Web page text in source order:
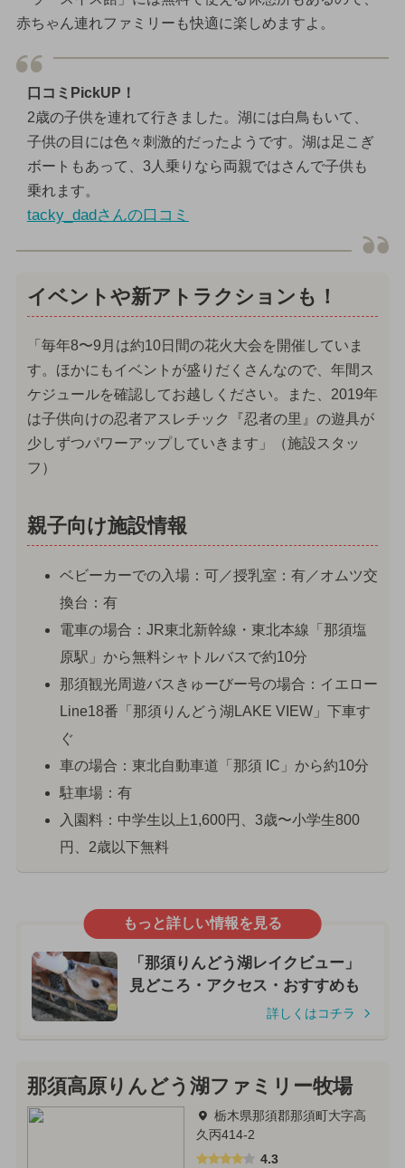
赤ちゃん連れファミリーも快適に楽しめますよ。
口コミPickUP！
2歳の子供を連れて行きました。湖には白鳥もいて、
子供の目には色々刺激的だったようです。湖は足こぎ
ボートもあって、3人乗りなら両親ではさんで子供も
乗れます。
tacky_dadさんの口コミ
イベントや新アトラクションも！
「毎年8〜9月は約10日間の花火大会を開催していま
す。ほかにもイベントが盛りだくさんなので、年間ス
ケジュールを確認してお越しください。また、2019年
は子供向けの忍者アスレチック『忍者の里』の遊具が
少しずつパワーアップしていきます」（施設スタッ
フ）
親子向け施設情報
ベビーカーでの入場：可／授乳室：有／オムツ交
換台：有
電車の場合：JR東北新幹線・東北本線「那須塩
原駅」から無料シャトルバスで約10分
那須観光周遊バスきゅーびー号の場合：イエロー
Line18番「那須りんどう湖LAKE VIEW」下車す
ぐ
車の場合：東北自動車道「那須 IC」から約10分
駐車場：有
入園料：中学生以上1,600円、3歳〜小学生800
円、2歳以下無料
もっと詳しい情報を見る
「那須りんどう湖レイクビュー」
見どころ・アクセス・おすすめも
詳しくはコチラ
那須高原りんどう湖ファミリー牧場
栃木県那須郡那須町大字高
久丙414-2
4.3